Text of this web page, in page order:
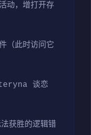
动，增打开存
（此时访问它
谈恋
获胜的逻辑错